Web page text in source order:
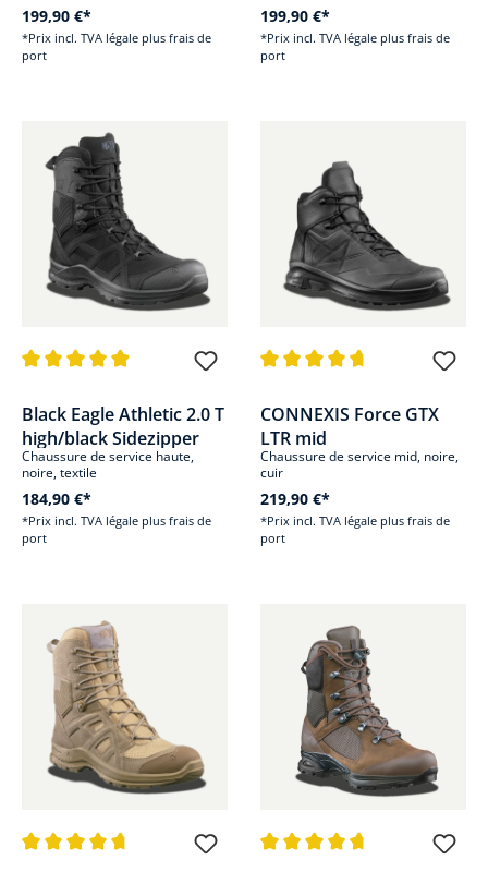
199,90 €*
*Prix incl. TVA légale plus frais de
port
199,90 €*
*Prix incl. TVA légale plus frais de
port
Black Eagle Athletic 2.0 T
high/black Sidezipper
Chaussure de service haute,
noire, textile
184,90 €*
*Prix incl. TVA légale plus frais de
port
CONNEXIS Force GTX
LTR mid
Chaussure de service mid, noire,
cuir
219,90 €*
*Prix incl. TVA légale plus frais de
port